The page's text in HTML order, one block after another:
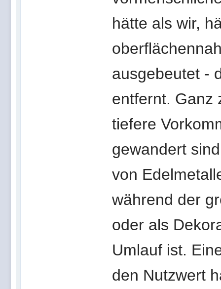
hätte als wir,
ausgebeutet -
entfernt. Ganz
tiefere
gewandert
von
während der
oder als
Umlauf ist.
den Nutzwert